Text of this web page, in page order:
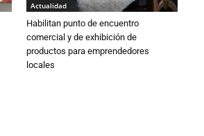
Actualidad
Habilitan punto de encuentro
comercial y de exhibición de
productos para emprendedores
locales